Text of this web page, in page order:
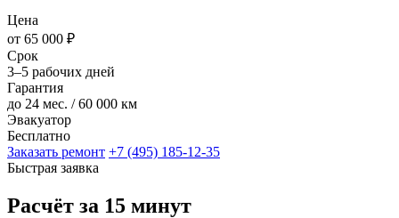
Цена
от 65 000 ₽
Срок
3–5 рабочих дней
Гарантия
до 24 мес. / 60 000 км
Эвакуатор
Бесплатно
Заказать ремонт +7 (495) 185-12-35
Быстрая заявка
Расчёт за 15 минут